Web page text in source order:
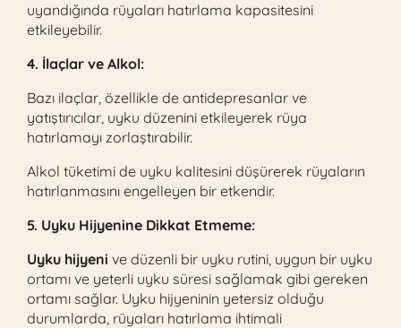
uyandığında rüyaları hatırlama kapasitesini
etkileyebilir.
4. İlaçlar ve Alkol:
Bazı ilaçlar, özellikle de antidepresanlar ve
yatıştırıcılar, uyku düzenini etkileyerek rüya
hatırlamayı zorlaştırabilir.
Alkol tüketimi de uyku kalitesini düşürerek rüyaların
hatırlanmasını engelleyen bir etkendir.
5. Uyku Hijyenine Dikkat Etmeme:
Uyku hijyeni ve düzenli bir uyku rutini, uygun bir uyku
ortamı ve yeterli uyku süresi sağlamak gibi gereken
ortamı sağlar. Uyku hijyeninin yetersiz olduğu
durumlarda, rüyaları hatırlama ihtimali